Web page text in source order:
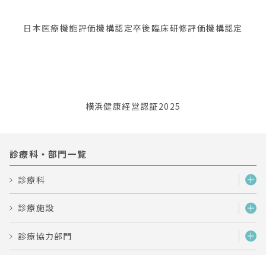
日本医療機能評価機構認定卒後臨床研修評価機構認定
横浜健康経営認証2025
診療科・部門一覧
診療科
診療施設
診療協力部門